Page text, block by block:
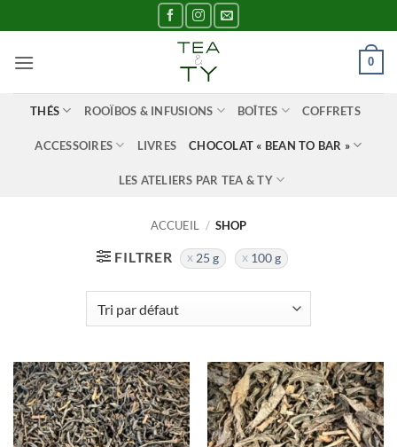
au
contenu
0
THÉS ROOÏBOS & INFUSIONS BOÎTES COFFRETS
ACCESSOIRES LIVRES CHOCOLAT « BEAN TO BAR »
LES ATELIERS PAR TEA & TY
ACCUEIL / SHOP
FILTRER 25 g 100 g